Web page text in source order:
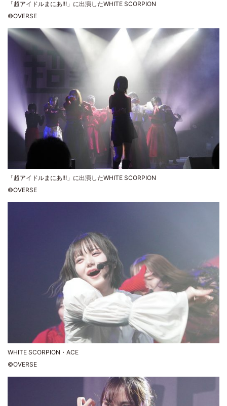
「超アイドルまにあ!!!」に出演したWHITE SCORPION
©OVERSE
「超アイドルまにあ!!!」に出演したWHITE SCORPION
©OVERSE
WHITE SCORPION・ACE
©OVERSE